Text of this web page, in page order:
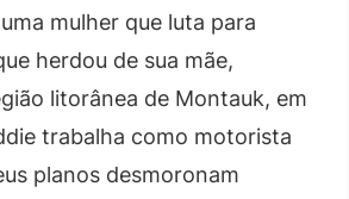
mulher que luta para
herdou de sua mãe,
litorânea de Montauk, em
trabalha como motorista
planos desmoronam